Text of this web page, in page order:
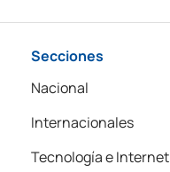
Secciones
Nacional
Internacionales
Tecnología e Internet